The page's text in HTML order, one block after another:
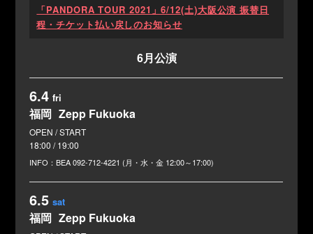
「PANDORA TOUR 2021」6/12(土)大阪公演 振替日
程・チケット払い戻しのお知らせ
6月公演
6.4 fri
福岡 Zepp Fukuoka
18:00 / 19:00
BEA092-712-4221 (月・水・金 12:00～17:00)
6.5 sat
福岡 Zepp Fukuoka